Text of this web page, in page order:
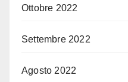
Ottobre 2022
Settembre 2022
Agosto 2022